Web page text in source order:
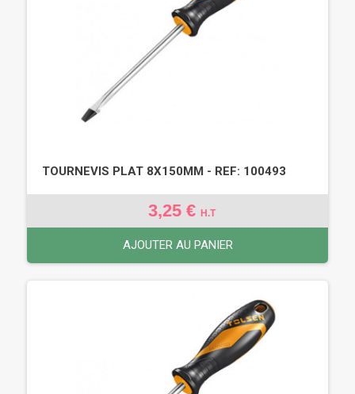
TOURNEVIS PLAT 8X150MM - REF: 100493
3,25 € H.T
AJOUTER AU PANIER